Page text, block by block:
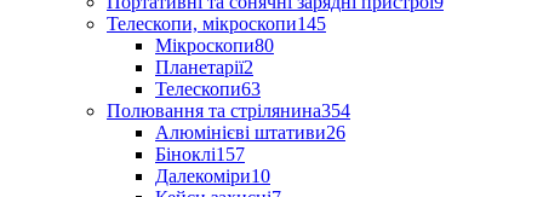
Телескопи, мікроскопи145
Мікроскопи80
Планетарії2
Телескопи63
Полювання та стрілянина354
Алюмінієві штативи26
Біноклі157
Далекоміри10